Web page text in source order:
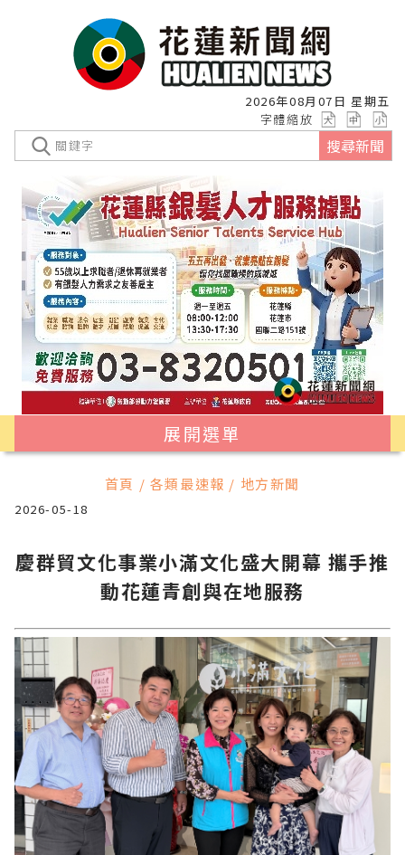
2026年08月07日 星期五
字體縮放
搜尋新聞
展開選單
首頁 / 各類最速報 / 地方新聞
2026-05-18
慶群貿文化事業小滿文化盛大開幕 攜手推
動花蓮青創與在地服務